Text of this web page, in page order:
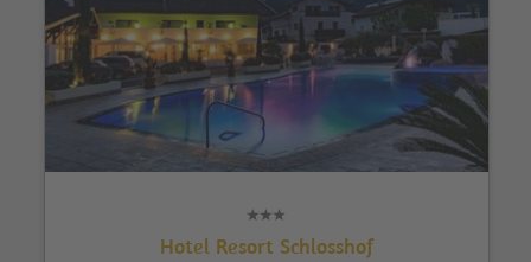
Hotel Resort Schlosshof